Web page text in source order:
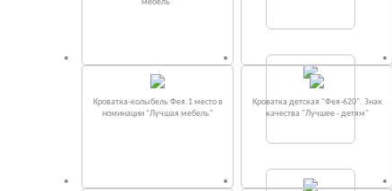
мебель"
Кроватка-колыбель Фея.1 место в
номинации "Лучшая мебель"
Кроватка детская "Фея-620". Знак
качества "Лучшее - детям"